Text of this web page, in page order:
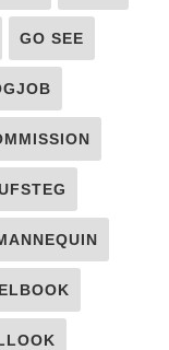
GO SEE